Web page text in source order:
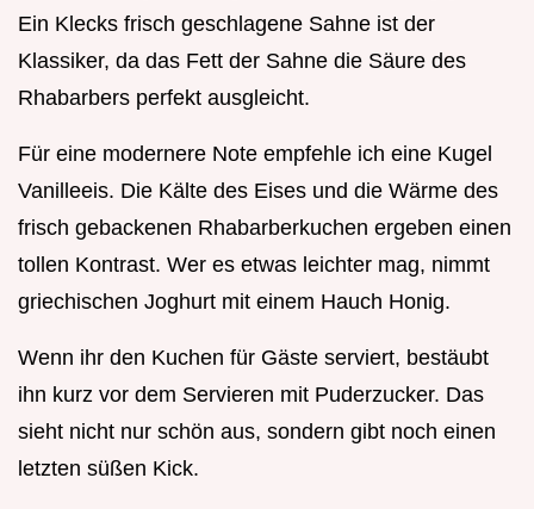
Ein Klecks frisch geschlagene Sahne ist der
Klassiker, da das Fett der Sahne die Säure des
Rhabarbers perfekt ausgleicht.
Für eine modernere Note empfehle ich eine Kugel
Vanilleeis. Die Kälte des Eises und die Wärme des
frisch gebackenen Rhabarberkuchen ergeben einen
tollen Kontrast. Wer es etwas leichter mag, nimmt
griechischen Joghurt mit einem Hauch Honig.
Wenn ihr den Kuchen für Gäste serviert, bestäubt
ihn kurz vor dem Servieren mit Puderzucker. Das
sieht nicht nur schön aus, sondern gibt noch einen
letzten süßen Kick.